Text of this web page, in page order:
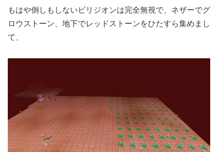
もはや倒しもしないビリジオンは完全無視で、ネザーでグ
ロウストーン、地下でレッドストーンをひたすら集めまし
て、